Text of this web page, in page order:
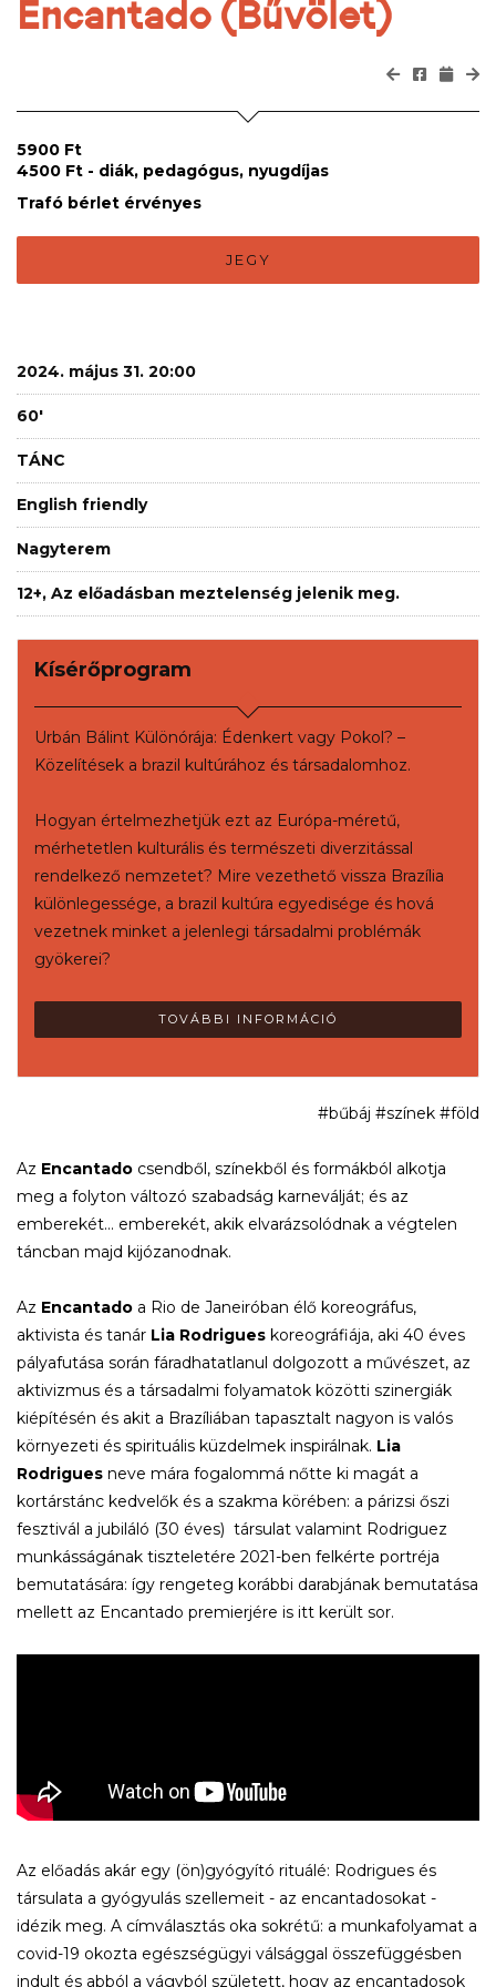
Encantado (Bűvölet)
5900 Ft
4500 Ft - diák, pedagógus, nyugdíjas
Trafó bérlet érvényes
JEGY
2024. május 31. 20:00
60'
TÁNC
English friendly
Nagyterem
12+, Az előadásban meztelenség jelenik meg.
Kísérőprogram
Urbán Bálint Különórája: Édenkert vagy Pokol? –
Közelítések a brazil kultúrához és társadalomhoz.
Hogyan értelmezhetjük ezt az Európa-méretű,
mérhetetlen kulturális és természeti diverzitással
rendelkező nemzetet? Mire vezethető vissza Brazília
különlegessége, a brazil kultúra egyedisége és hová
vezetnek minket a jelenlegi társadalmi problémák
gyökerei?
TOVÁBBI INFORMÁCIÓ
#bűbáj #színek #föld
Az Encantado csendből, színekből és formákból alkotja
meg a folyton változó szabadság karneválját; és az
emberekét… emberekét, akik elvarázsolódnak a végtelen
táncban majd kijózanodnak.
Az Encantado a Rio de Janeiróban élő koreográfus,
aktivista és tanár Lia Rodrigues koreográfiája, aki 40 éves
pályafutása során fáradhatatlanul dolgozott a művészet, az
aktivizmus és a társadalmi folyamatok közötti szinergiák
kiépítésén és akit a Brazíliában tapasztalt nagyon is valós
környezeti és spirituális küzdelmek inspirálnak. Lia
Rodrigues neve mára fogalommá nőtte ki magát a
kortárstánc kedvelők és a szakma körében: a párizsi őszi
fesztivál a jubiláló (30 éves) társulat valamint Rodriguez
munkásságának tiszteletére 2021-ben felkérte portréja
bemutatására: így rengeteg korábbi darabjának bemutatása
mellett az Encantado premierjére is itt került sor.
Az előadás akár egy (ön)gyógyító rituálé: Rodrigues és
társulata a gyógyulás szellemeit - az encantadosokat -
idézik meg. A címválasztás oka sokrétű: a munkafolyamat a
covid-19 okozta egészségügyi válsággal összefüggésben
indult és abból a vágyból született, hogy az encantadosok